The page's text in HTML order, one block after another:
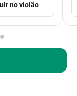
no violão